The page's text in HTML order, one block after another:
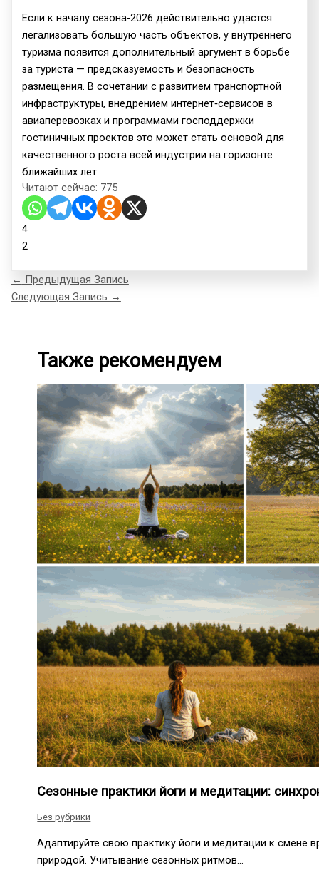
Если к началу сезона‑2026 действительно удастся
легализовать большую часть объектов, у внутреннего
туризма появится дополнительный аргумент в борьбе
за туриста — предсказуемость и безопасность
размещения. В сочетании с развитием транспортной
инфраструктуры, внедрением интернет‑сервисов в
авиаперевозках и программами господдержки
гостиничных проектов это может стать основой для
качественного роста всей индустрии на горизонте
ближайших лет.
Читают сейчас: 775
4
2
← Предыдущая Запись
Следующая Запись →
Также рекомендуем
Сезонные практики йоги и медитации:
Без рубрики
Адаптируйте свою практику йоги и медитации к смене
природой. Учитывание сезонных ритмов…